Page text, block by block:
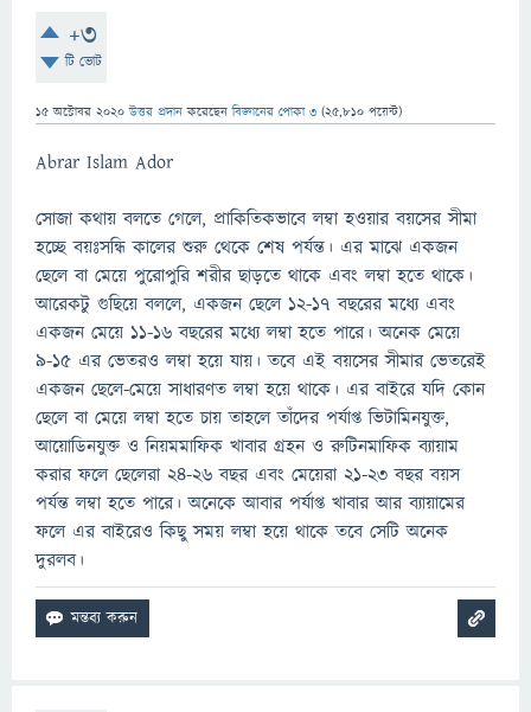
+3
টি ভোট
15 অক্টোবর 2020 উত্তর প্রদান করেছেনবিজ্ঞানের পোকা ৩ (25,810 পয়েন্ট)
Abrar Islam Ador
সোজা কথায় বলতে গেলে, প্রাকিতিকভাবে লম্বা হওয়ার বয়সের সীমা
হচ্ছে বয়ঃসন্ধি কালের শুরু থেকে শেষ পর্যন্ত। এর মাঝে একজন
ছেলে বা মেয়ে পুরোপুরি শরীর ছাড়তে থাকে এবং লম্বা হতে থাকে।
আরেকটু গুছিয়ে বললে, একজন ছেলে ১২-১৭ বছরের মধ্যে এবং
একজন মেয়ে ১১-১৬ বছরের মধ্যে লম্বা হতে পারে। অনেক মেয়ে
৯-১৫ এর ভেতরও লম্বা হয়ে যায়। তবে এই বয়সের সীমার ভেতরেই
একজন ছেলে-মেয়ে সাধারণত লম্বা হয়ে থাকে। এর বাইরে যদি কোন
ছেলে বা মেয়ে লম্বা হতে চায় তাহলে তাঁদের পর্যাপ্ত ভিটামিনযুক্ত,
আয়োডিনযুক্ত ও নিয়মমাফিক খাবার গ্রহন ও রুটিনমাফিক ব্যায়াম
করার ফলে ছেলেরা ২৪-২৬ বছর এবং মেয়েরা ২১-২৩ বছর বয়স
পর্যন্ত লম্বা হতে পারে। অনেকে আবার পর্যাপ্ত খাবার আর ব্যায়ামের
ফলে এর বাইরেও কিছু সময় লম্বা হয়ে থাকে তবে সেটি অনেক
দুরলব।